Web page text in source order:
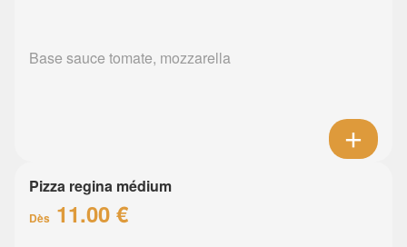
Base sauce tomate, mozzarella
Pizza regina médium
Dès 11.00 €